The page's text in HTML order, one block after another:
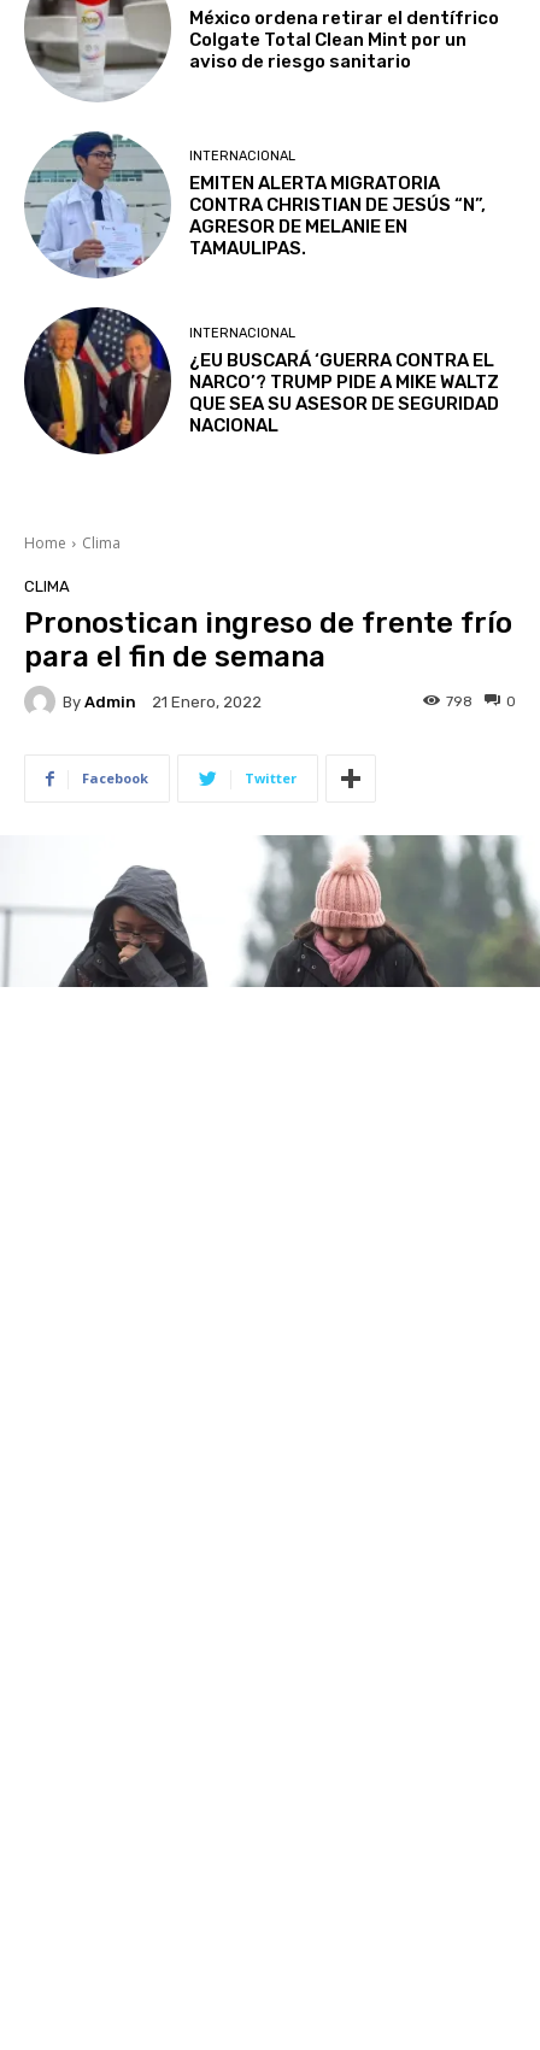
México ordena retirar el dentífrico
Colgate Total Clean Mint por un
aviso de riesgo sanitario
INTERNACIONAL
EMITEN ALERTA MIGRATORIA
CONTRA CHRISTIAN DE JESÚS “N”,
AGRESOR DE MELANIE EN
TAMAULIPAS.
INTERNACIONAL
¿EU BUSCARÁ ‘GUERRA CONTRA EL
NARCO’? TRUMP PIDE A MIKE WALTZ
QUE SEA SU ASESOR DE SEGURIDAD
NACIONAL